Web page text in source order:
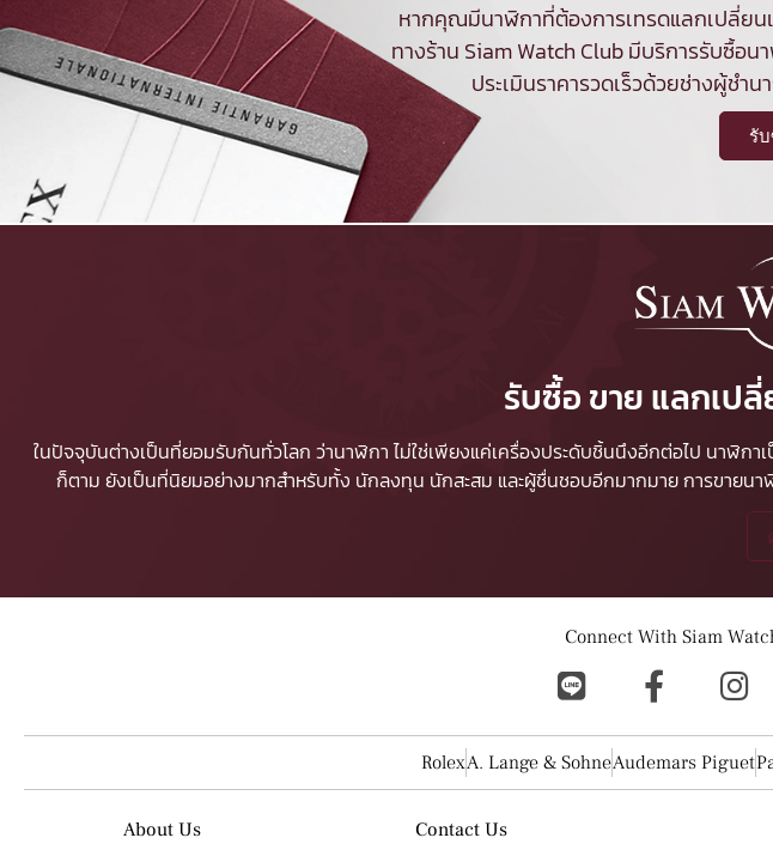
หากคุณมีนาฬิกาที่ต้องการเทรดแลกเปลี่ย
ทางร้าน Siam Watch Club มีบริการรับซื้อน
ประเมินราคารวดเร็วด้วยช่างผู้ช
รั
รับซื้อ ขาย แลกเป
ในปัจจุบันต่างเป็นที่ยอมรับกันทั่วโลก ว่านาฬิกา ไม่ใช่เพียงแค่เครื่องประดับชิ้นนึงอีกต่อไป นาฬิ
ก็ตาม ยังเป็นที่นิยมอย่างมากสำหรับทั้ง นักลงทุน นักสะสม และผู้ชื่นชอบอีกมากมายการขายนา
Connect With Siam
RolexA. Lange & SohneAudemars Piguet
About Us Contact Us